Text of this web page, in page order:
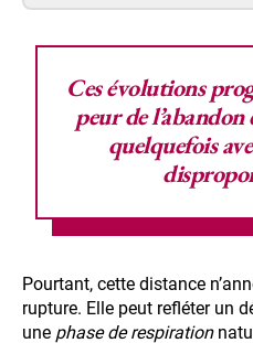
Ces évolutions
peur de l’abandon
quelquefois
Pourtant, cette distance
rupture. Elle peut refléter un
une phase de respiration